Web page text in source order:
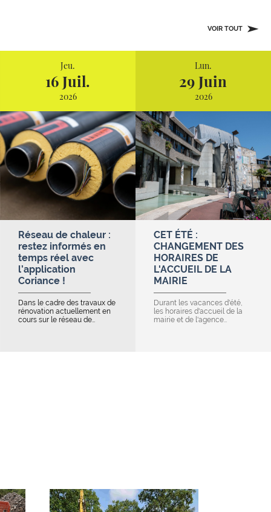
VOIR TOUT
Jeu.
16 Juil.
2026
Réseau de chaleur :
restez informés en
temps réel avec
l’application
Coriance !
Dans le cadre des travaux de
rénovation actuellement en
cours sur le réseau de…
Lun.
29 Juin
2026
CET ÉTÉ :
CHANGEMENT DES
HORAIRES DE
L'ACCUEIL DE LA
MAIRIE
Durant les vacances d'été,
les horaires d'accueil de la
mairie et de l'agence…